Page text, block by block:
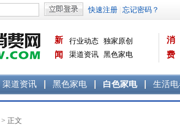
新
闻
行业动态 独家原创
渠道资讯 黑色家电
消
费
渠道资讯 黑色家电 白色家电 生活
> 正文